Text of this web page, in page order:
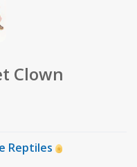
Clown
Reptiles